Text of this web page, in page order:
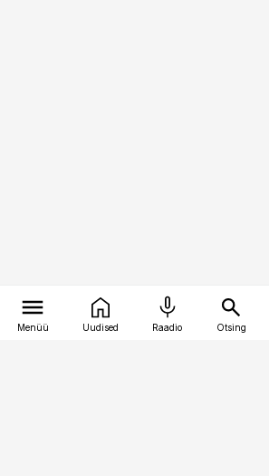
Menüü Uudised Raadio Otsing